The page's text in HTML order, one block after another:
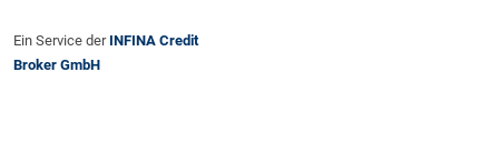
Ein Service der INFINA Credit
Broker GmbH